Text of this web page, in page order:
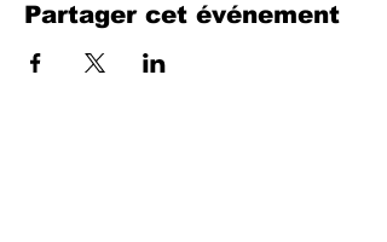
Partager cet événement